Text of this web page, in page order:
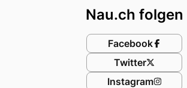
Nau.ch folgen
Facebook
Twitter
Instagram